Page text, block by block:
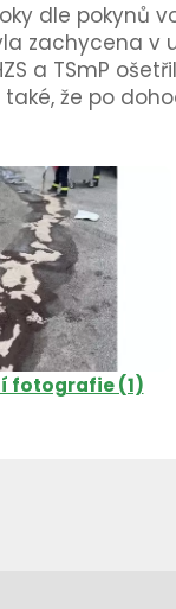
dle pokynů
zachycena v
a TSmP
že po
fotografie (1)